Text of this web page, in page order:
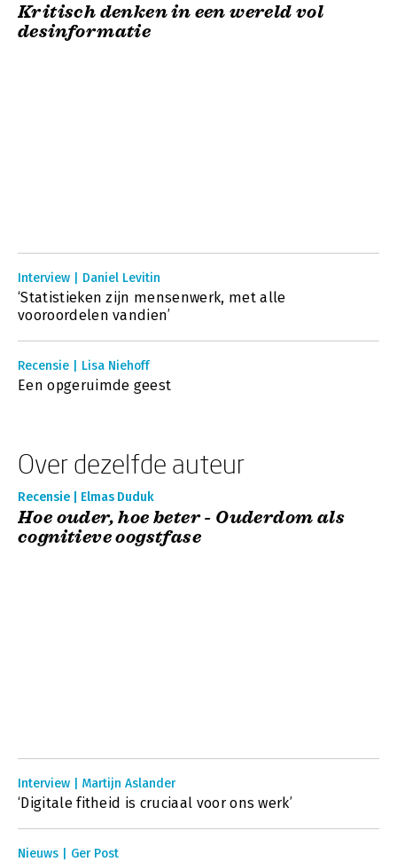
Kritisch denken in een wereld vol
desinformatie
Interview | Daniel Levitin
‘Statistieken zijn mensenwerk, met alle
vooroordelen vandien’
Recensie | Lisa Niehoff
Een opgeruimde geest
Over dezelfde auteur
Recensie | Elmas Duduk
Hoe ouder, hoe beter - Ouderdom als
cognitieve oogstfase
Interview | Martijn Aslander
‘Digitale fitheid is cruciaal voor ons werk’
Nieuws | Ger Post